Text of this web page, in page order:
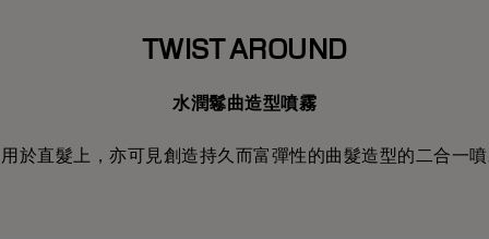
TWIST AROUND
水潤鬈曲造型噴霧
於直髮上，亦可見創造持久而富彈性的曲髮造型的二合一